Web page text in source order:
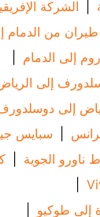
الإفريقية
الدمام إلى
الدمام
|
إلى الرياض
|
دوسلدورف |
| سبايس جيت
|
الجوية | كيب
|